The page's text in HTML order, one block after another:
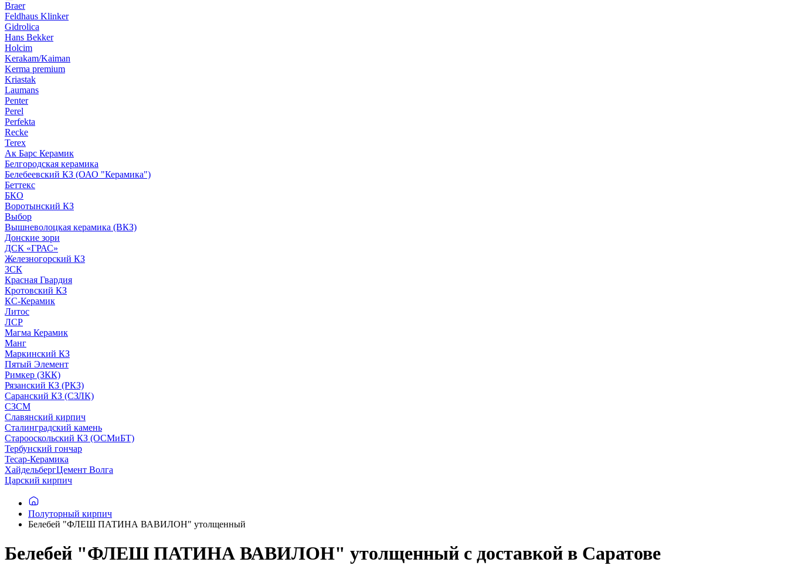
Braer
Feldhaus Klinker
Gidrolica
Hans Bekker
Holcim
Kerakam/Kaiman
Kerma premium
Kriastak
Laumans
Penter
Perel
Perfekta
Recke
Terex
Ак Барс Керамик
Белгородская керамика
Белебеевский КЗ (ОАО "Керамика")
Беттекс
БКО
Воротынский КЗ
Выбор
Вышневолоцкая керамика (ВКЗ)
Донские зори
ДСК «ГРАС»
Железногорский КЗ
ЗСК
Красная Гвардия
Кротовский КЗ
КС-Керамик
Литос
ЛСР
Магма Керамик
Манг
Маркинский КЗ
Пятый Элемент
Римкер (ЗКК)
Рязанский КЗ (РКЗ)
Саранский КЗ (СЗЛК)
СЗСМ
Славянский кирпич
Сталинградский камень
Старооскольский КЗ (ОСМиБТ)
Тербунский гончар
Тесар-Керамика
ХайдельбергЦемент Волга
Царский кирпич
Полуторный кирпич
Белебей "ФЛЕШ ПАТИНА ВАВИЛОН" утолщенный
Белебей "ФЛЕШ ПАТИНА ВАВИЛОН" утолщенный с доставкой в Саратове